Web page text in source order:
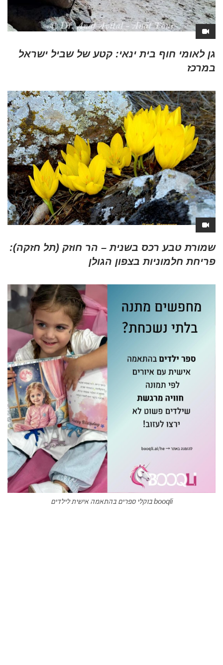
גן לאומי חוף בית ינאי: קטע של שביל ישראל
במרכז
שמורת טבע רכס בשנית – הר חוזק (תל חזקה):
פריחת חלמוניות בצפון הגולן
booqli בוקלי ספרים בהתאמה אישית לילדים